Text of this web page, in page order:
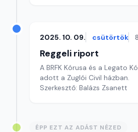
2025. 10. 09. csütörtök
Reggeli riport
A BRFK Kórusa és a Legato
adott a Zuglói Civil házban.
Szerkesztő: Balázs Zsanett
ÉPP EZT AZ ADÁST NÉZED